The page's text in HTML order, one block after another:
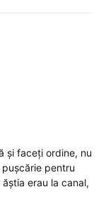
și faceți ordine, nu
pentru
erau la canal,